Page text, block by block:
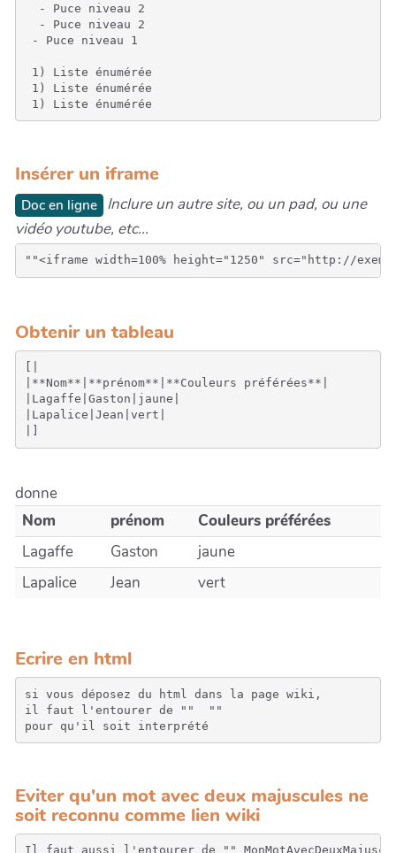
  - Puce niveau 2
  - Puce niveau 2
- Puce niveau 1
1) Liste énumérée
1) Liste énumérée
1) Liste énumérée
Insérer un iframe
Doc en ligne Inclure un autre site, ou un pad, ou une
vidéo youtube, etc...
Obtenir un tableau
|**Nom**|**prénom**|**Couleurs préférées**|
|Lagaffe|Gaston|jaune|
|Lapalice|Jean|vert|
donne
Nom
prénom
Couleurs préférées
Lagaffe
Gaston
jaune
Lapalice
Jean vert
Ecrire en html
si vous déposez du html dans la page wiki,
il faut l'entourer de ""
""
pour qu'il soit interprété
Eviter qu'un mot avec deux majuscules ne
soit reconnu comme lien wiki
Il faut aussi l'entourer de ""